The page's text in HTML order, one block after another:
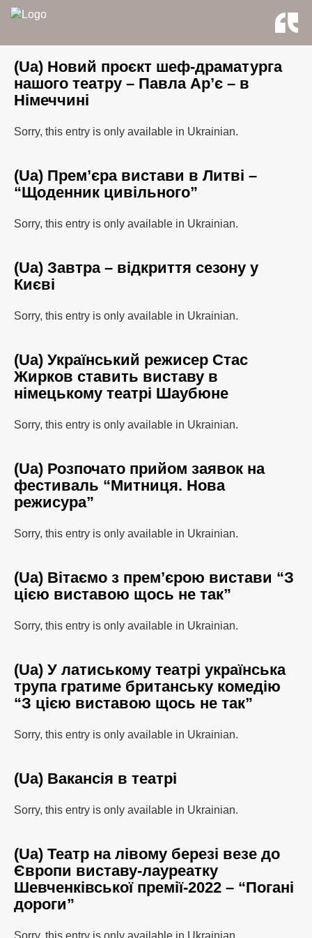
(Ua) Новий проєкт шеф-драматурга
нашого театру – Павла Ар’є – в
Німеччині
Sorry, this entry is only available in Ukrainian.
(Ua) Прем’єра вистави в Литві –
“Щоденник цивільного”
Sorry, this entry is only available in Ukrainian.
(Ua) Завтра – відкриття сезону у
Києві
Sorry, this entry is only available in Ukrainian.
(Ua) Український режисер Стас
Жирков ставить виставу в
німецькому театрі Шаубюне
Sorry, this entry is only available in Ukrainian.
(Ua) Розпочато прийом заявок на
фестиваль “Митниця. Нова
режисура”
Sorry, this entry is only available in Ukrainian.
(Ua) Вітаємо з прем’єрою вистави “З
цією виставою щось не так”
Sorry, this entry is only available in Ukrainian.
(Ua) У латиському театрі українська
трупа гратиме британську комедію
“З цією виставою щось не так”
Sorry, this entry is only available in Ukrainian.
(Ua) Вакансія в театрі
Sorry, this entry is only available in Ukrainian.
(Ua) Театр на лівому березі везе до
Європи виставу-лауреатку
Шевченківської премії-2022 – “Погані
дороги”
Sorry, this entry is only available in Ukrainian.